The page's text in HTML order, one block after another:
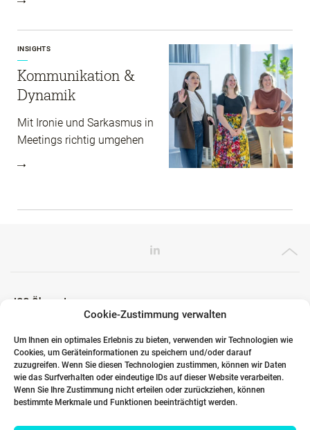
Cookie-Zustimmung verwalten
Um Ihnen ein optimales Erlebnis zu bieten, verwenden wir Technologien wie
Cookies, um Geräteinformationen zu speichern und/oder darauf
zuzugreifen. Wenn Sie diesen Technologien zustimmen, können wir Daten
wie das Surfverhalten oder eindeutige IDs auf dieser Website verarbeiten.
Wenn Sie Ihre Zustimmung nicht erteilen oder zurückziehen, können
bestimmte Merkmale und Funktionen beeinträchtigt werden.
INSIGHTS
Kommunikation &
Dynamik
Mit Ironie und Sarkasmus in
Meetings richtig umgehen
ICG Ökosystem
Globale Partner